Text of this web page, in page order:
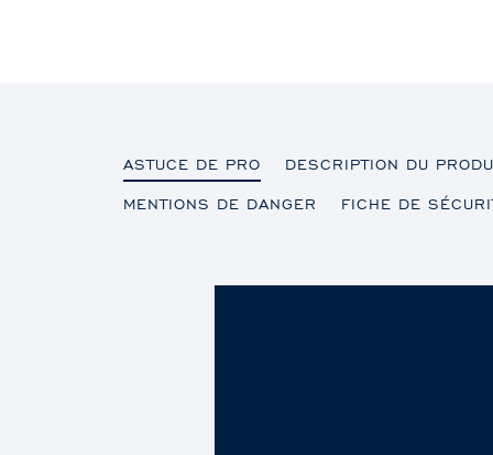
ASTUCE DE PRO
DESCRIPTION DU
MENTIONS DE DANGER
FICHE DE